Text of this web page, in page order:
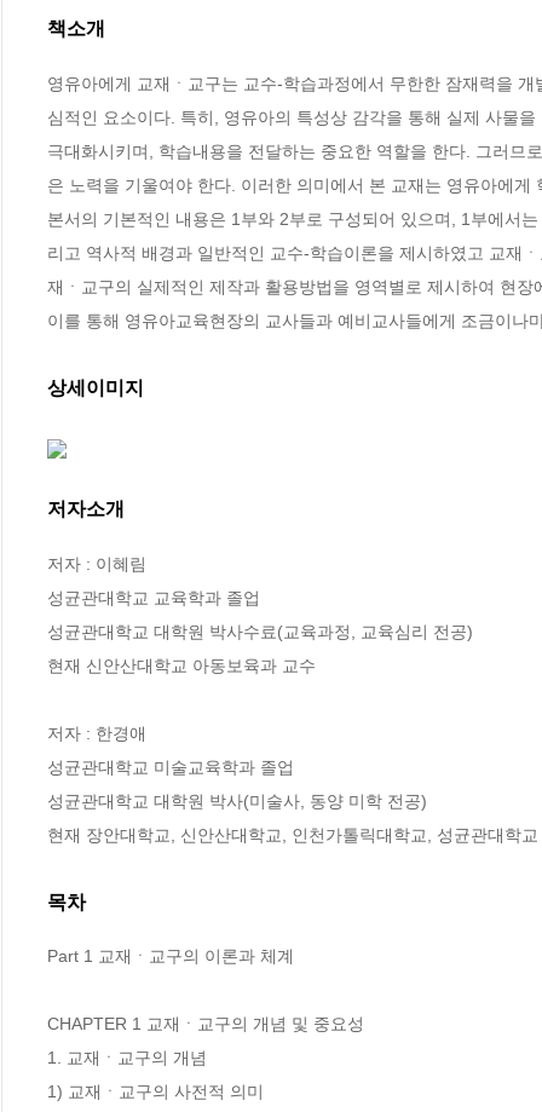
책소개
영유아에게 교재ㆍ교구는 교수-학습과정에서 무한한 잠재력을
심적인 요소이다. 특히, 영유아의 특성상 감각을 통해 실제 사물
극대화시키며, 학습내용을 전달하는 중요한 역할을 한다. 그러므
은 노력을 기울여야 한다. 이러한 의미에서 본 교재는 영유아에
본서의 기본적인 내용은 1부와 2부로 구성되어 있으며, 1부에서
리고 역사적 배경과 일반적인 교수-학습이론을 제시하였고 교재
재ㆍ교구의 실제적인 제작과 활용방법을 영역별로 제시하여 현
이를 통해 영유아교육현장의 교사들과 예비교사들에게 조금이나
상세이미지
저자소개
저자 : 이혜림
성균관대학교 교육학과 졸업
성균관대학교 대학원 박사수료(교육과정, 교육심리 전공)
현재 신안산대학교 아동보육과 교수
저자 : 한경애
성균관대학교 미술교육학과 졸업
성균관대학교 대학원 박사(미술사, 동양 미학 전공)
현재 장안대학교, 신안산대학교, 인천가톨릭대학교, 성균관대학
목차
Part 1 교재ㆍ교구의 이론과 체계
CHAPTER 1 교재ㆍ교구의 개념 및 중요성
1. 교재ㆍ교구의 개념
1) 교재ㆍ교구의 사전적 의미